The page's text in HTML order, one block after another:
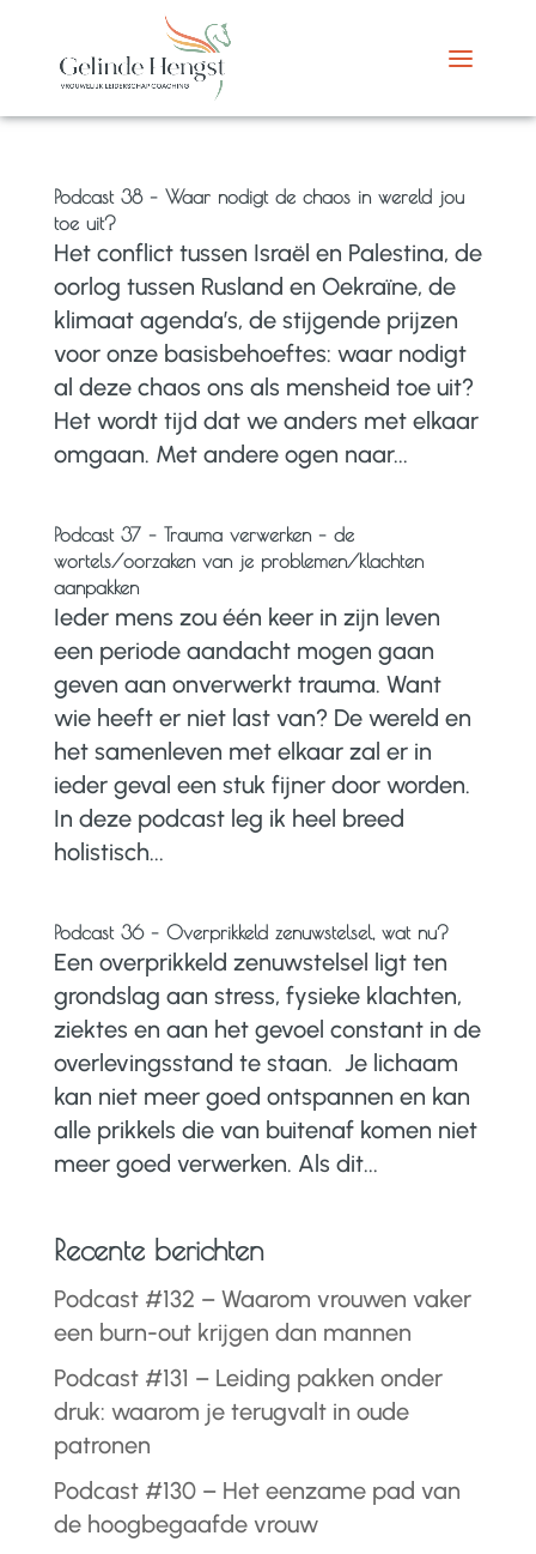
Podcast 38 – Waar nodigt de chaos in wereld jou
toe uit?
Het conflict tussen Israël en Palestina, de
oorlog tussen Rusland en Oekraïne, de
klimaat agenda’s, de stijgende prijzen
voor onze basisbehoeftes: waar nodigt
al deze chaos ons als mensheid toe uit?
Het wordt tijd dat we anders met elkaar
omgaan. Met andere ogen naar...
Podcast 37 – Trauma verwerken – de
wortels/oorzaken van je problemen/klachten
aanpakken
Ieder mens zou één keer in zijn leven
een periode aandacht mogen gaan
geven aan onverwerkt trauma. Want
wie heeft er niet last van? De wereld en
het samenleven met elkaar zal er in
ieder geval een stuk fijner door worden.
In deze podcast leg ik heel breed
holistisch...
Podcast 36 – Overprikkeld zenuwstelsel, wat nu?
Een overprikkeld zenuwstelsel ligt ten
grondslag aan stress, fysieke klachten,
ziektes en aan het gevoel constant in de
overlevingsstand te staan. Je lichaam
kan niet meer goed ontspannen en kan
alle prikkels die van buitenaf komen niet
meer goed verwerken. Als dit...
Recente berichten
Podcast #132 – Waarom vrouwen vaker
een burn-out krijgen dan mannen
Podcast #131 – Leiding pakken onder
druk: waarom je terugvalt in oude
patronen
Podcast #130 – Het eenzame pad van
de hoogbegaafde vrouw